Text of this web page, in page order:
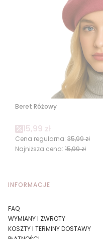
Beret Różowy
Cena promocyjna
15,99 zł
Cena regularna: 35,99 zł
Najniższa cena: 15,99 zł
Linki w stopce
INFORMACJE
FAQ
WYMIANY I ZWROTY
KOSZTY I TERMINY DOSTAWY